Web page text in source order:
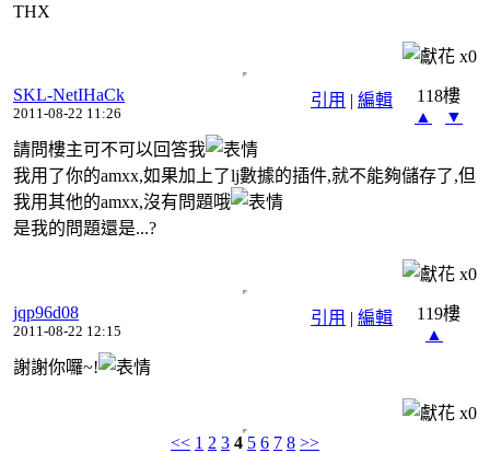
THX
x0
引用 | 編輯
SKL-NetIHaCk
2011-08-22 11:26
118樓
▲
▼
請問樓主可不可以回答我
我用了你的amxx,如果加上了lj數據的插件,就不能夠儲存了,但
我用其他的amxx,沒有問題哦
是我的問題還是...?
x0
引用 | 編輯
jqp96d08
2011-08-22 12:15
119樓
▲
謝謝你囉~!
x0
<< 1 2 3 4 5 6 7 8 >>